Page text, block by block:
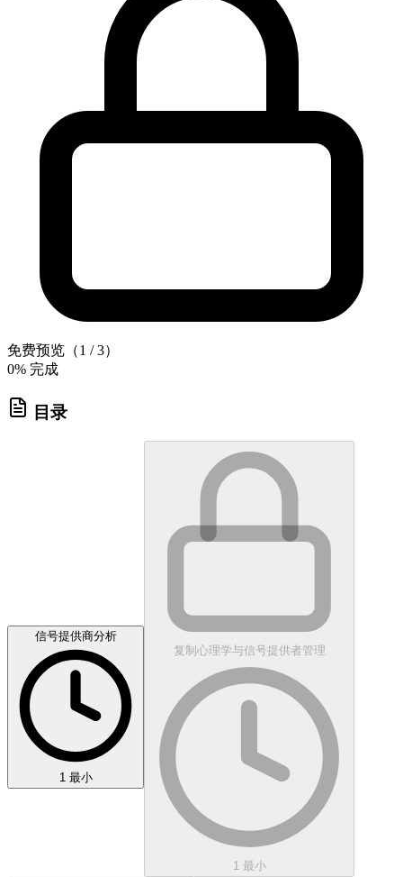
免费预览（1 / 3）
0% 完成
目录
信号提供商分析
1 最小
1 最小